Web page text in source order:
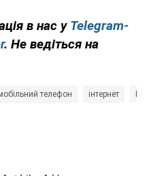
в нас у Telegram-
. Не ведіться на
телефон інтернет